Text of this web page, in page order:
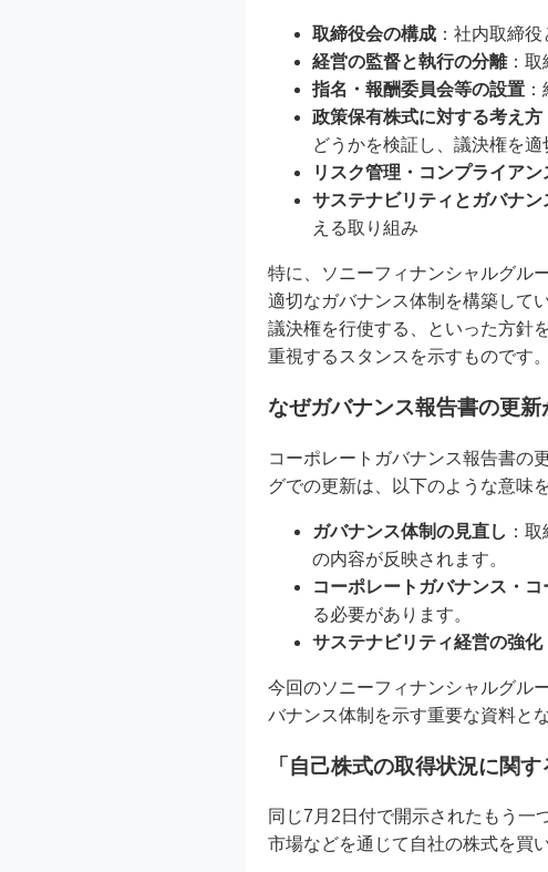
取締役会の構成 ：社内取締
経営の監督と執行の分離：取
指名・報酬委員会等の設置
政策保有株式に対する考え方
どうかを検証し、議決権を
リスク管理・コンプライアン
サステナビリティとガバナン
える取り組み
特に、ソニーフィナンシャルグル
適切なガバナンス体制を構築して
議決権を行使する、といった方針
重視するスタンスを示すものです。
なぜガバナンス報告書の更
コーポレートガバナンス報告書の
グでの更新は、以下のような意味
ガバナンス体制の見直し ：
の内容が反映されます。
コーポレートガバナンス・
る必要があります。
サステナビリティ経営の強化
今回のソニーフィナンシャルグル
バナンス体制を示す重要な資料と
「自己株式の取得状況に関
同じ7月2日付で開示されたもう一
市場などを通じて自社の株式を買